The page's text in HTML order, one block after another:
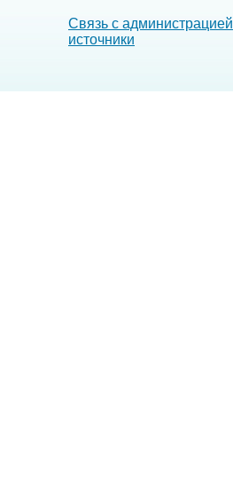
Связь с администрацией
источники